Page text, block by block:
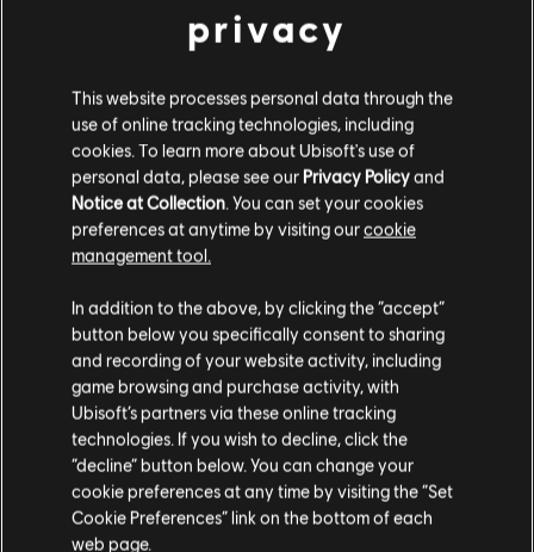
Vai al tuo store locale in modo da poter fare
acquisti.
Rimani sullo store attuale
Portami allo store locale
privacy
This website processes personal data through the
use of online tracking technologies, including
cookies. To learn more about Ubisoft's use of
personal data, please see our Privacy Policyand
Notice at Collection . You can set your cookies
preferences at anytime by visiting ourcookie
management tool.
In addition to the above, by clicking the “accept”
button below you specifically consent to sharing
and recording of your website activity, including
game browsing and purchase activity, with
Ubisoft’s partners via these online tracking
technologies. If you wish to decline, click the
“decline” button below. You can change your
cookie preferences at any time by visiting the “Set
Cookie Preferences” link on the bottom of each
web page.